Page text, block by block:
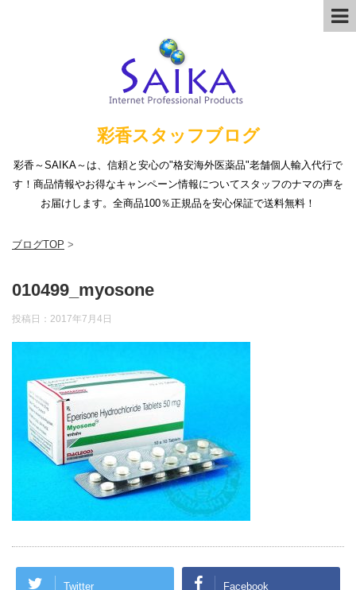
彩香スタッフブログ
彩香～SAIKA～は、信頼と安心の"格安海外医薬品"老舗個人輸入代行で
す！商品情報やお得なキャンペーン情報についてスタッフのナマの声を
お届けします。全商品100％正規品を安心保証で送料無料！
ブログTOP >
010499_myosone
投稿日： 2017年7月4日
Twitter Facebook